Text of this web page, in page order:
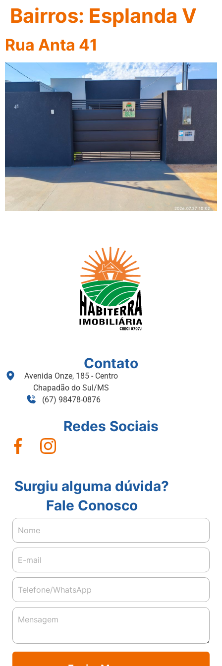
Bairros: Esplanda V
Rua Anta 41
Contato
Avenida Onze, 185 - Centro
Chapadão do Sul/MS
(67) 98478-0876
Redes Sociais
Surgiu alguma dúvida?
Fale Conosco